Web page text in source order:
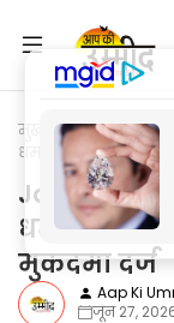
मुख्यपृष्ठ Jaunpur
धमकी के आरोप में दो
Jaunpur
धमकी के
मुकदमा दर्ज
Aap Ki
जून 27,